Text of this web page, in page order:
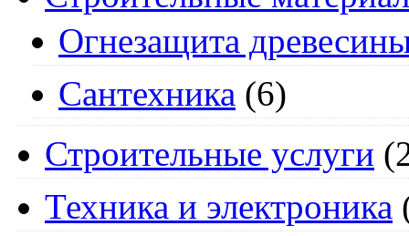
Огнезащита
Сантехника (6)
Строительные услуги
Техника и электроника